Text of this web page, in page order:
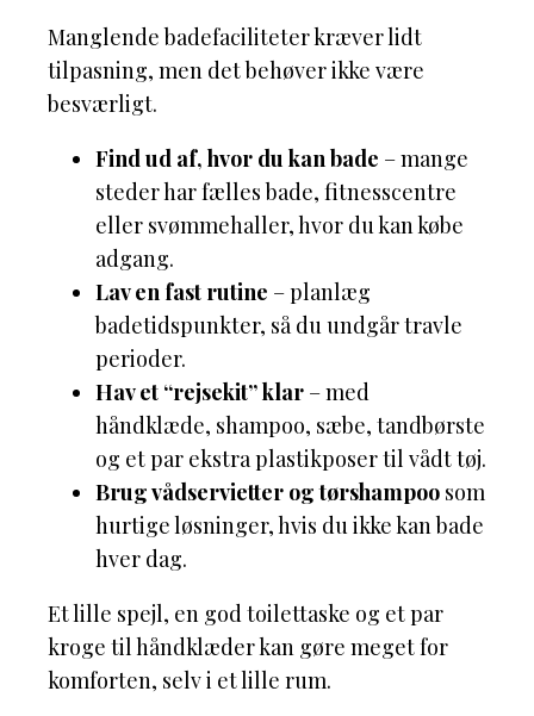
Manglende badefaciliteter kræver lidt
tilpasning, men det behøver ikke være
besværligt.
Find ud af, hvor du kan bade – mange
steder har fælles bade, fitnesscentre
eller svømmehaller, hvor du kan købe
adgang.
Lav en fast rutine – planlæg
badetidspunkter, så du undgår travle
perioder.
Hav et “rejsekit” klar – med
håndklæde, shampoo, sæbe, tandbørste
og et par ekstra plastikposer til vådt tøj.
Brug vådservietter og tørshampoo som
hurtige løsninger, hvis du ikke kan bade
hver dag.
Et lille spejl, en god toilettaske og et par
kroge til håndklæder kan gøre meget for
komforten, selv i et lille rum.